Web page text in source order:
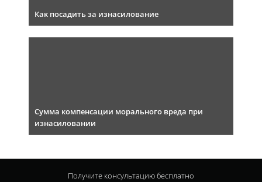
Как посадить за изнасилование
Сумма компенсации морального вреда при
изнасиловании
Получите консультациюбесплатно